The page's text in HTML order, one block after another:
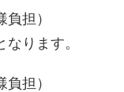
担）
ります。
担）